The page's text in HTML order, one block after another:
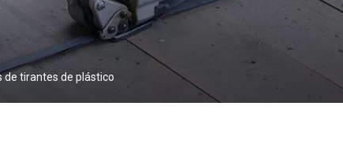
de tirantes de plástico